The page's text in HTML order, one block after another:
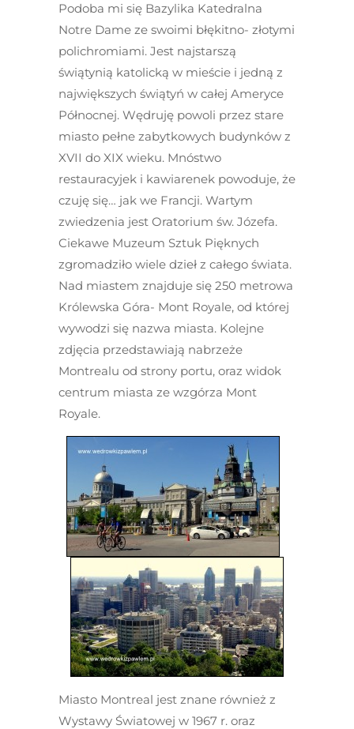
Podoba mi się Bazylika Katedralna
Notre Dame ze swoimi błękitno- złotymi
polichromiami. Jest najstarszą
świątynią katolicką w mieście i jedną z
największych świątyń w całej Ameryce
Północnej. Wędruję powoli przez stare
miasto pełne zabytkowych budynków z
XVII do XIX wieku. Mnóstwo
restauracyjek i kawiarenek powoduje, że
czuję się… jak we Francji. Wartym
zwiedzenia jest Oratorium św. Józefa.
Ciekawe Muzeum Sztuk Pięknych
zgromadziło wiele dzieł z całego świata.
Nad miastem znajduje się 250 metrowa
Królewska Góra- Mont Royale, od której
wywodzi się nazwa miasta. Kolejne
zdjęcia przedstawiają nabrzeże
Montrealu od strony portu, oraz widok
centrum miasta ze wzgórza Mont
Royale.
Miasto Montreal jest znane również z
Wystawy Światowej w 1967 r. oraz